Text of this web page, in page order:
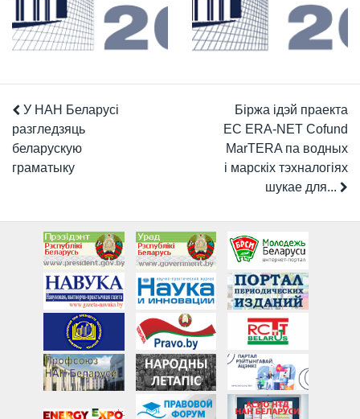
У НАН Беларусі
разгледзяць
беларускую
граматыку
Біржа ідэй праекта
ЕС ERA-NET Cofund
MarTERA па водных
і марскіх тэхналогіях
шукае для...